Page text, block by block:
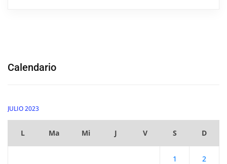
Calendario
JULIO 2023
L Ma Mi J V S D
1 2